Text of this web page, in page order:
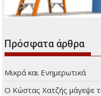
Πρόσφατα άρθρα
Μικρά και Ενημερωτικά
Ο Κώστας Χατζής μάγεψε